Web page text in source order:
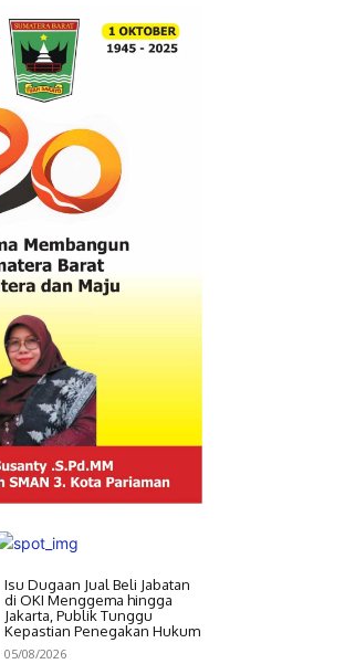
Isu Dugaan Jual Beli Jabatan
di OKI Menggema hingga
Jakarta, Publik Tunggu
Kepastian Penegakan Hukum
05/08/2026